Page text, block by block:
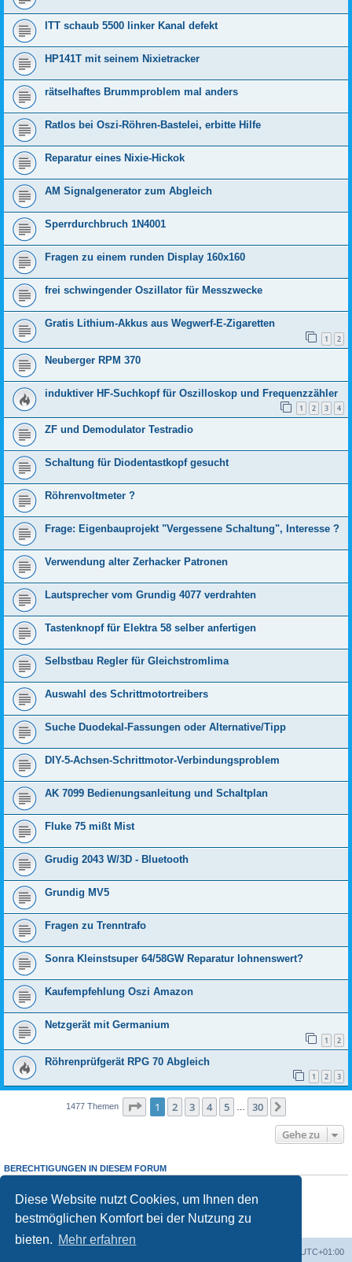
Diese Website nutzt Cookies, um Ihnen den
bestmöglichen Komfort bei der Nutzung zu
bieten. Mehr erfahren
ITT schaub 5500 linker Kanal defekt
HP141T mit seinem Nixietracker
rätselhaftes Brummproblem mal anders
Ratlos bei Oszi-Röhren-Bastelei, erbitte Hilfe
Reparatur eines Nixie-Hickok
AM Signalgenerator zum Abgleich
Sperrdurchbruch 1N4001
Fragen zu einem runden Display 160x160
frei schwingender Oszillator für Messzwecke
Gratis Lithium-Akkus aus Wegwerf-E-Zigaretten
1 2
Neuberger RPM 370
induktiver HF-Suchkopf für Oszilloskop und Frequenzzähler
1 2 3 4
ZF und Demodulator Testradio
Schaltung für Diodentastkopf gesucht
Röhrenvoltmeter ?
Frage: Eigenbauprojekt "Vergessene Schaltung", Interesse ?
Verwendung alter Zerhacker Patronen
Lautsprecher vom Grundig 4077 verdrahten
Tastenknopf für Elektra 58 selber anfertigen
Selbstbau Regler für Gleichstromlima
Auswahl des Schrittmotortreibers
Suche Duodekal-Fassungen oder Alternative/Tipp
DIY-5-Achsen-Schrittmotor-Verbindungsproblem
AK 7099 Bedienungsanleitung und Schaltplan
Fluke 75 mißt Mist
Grudig 2043 W/3D - Bluetooth
Grundig MV5
Fragen zu Trenntrafo
Sonra Kleinstsuper 64/58GW Reparatur lohnenswert?
Kaufempfehlung Oszi Amazon
Netzgerät mit Germanium
1 2
Röhrenprüfgerät RPG 70 Abgleich
1 2 3
1477 Themen Seite 1von 30
1 2 3 4 5 … 30
Gehe zu
BERECHTIGUNGEN IN DIESEM FORUM
Sie dürfenkeineAntworten zu Themen in diesem Forum erstellen.
Sie dürfen Ihre Beiträge in diesem Forumnicht ändern.
Sie dürfen Ihre Beiträge in diesem Forumnichtlöschen.
keine
UTC+01:00